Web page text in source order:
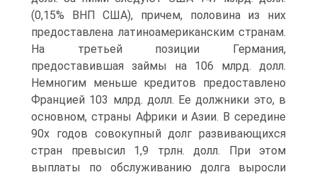
(0,15% ВНП США), причем, половина из них
предоставлена латиноамериканским странам.
На третьей позиции Германия,
предоставившая займы на 106 млрд. долл.
Немногим меньше кредитов предоставлено
Францией 103 млрд. долл. Ее должники это, в
основном, страны Африки и Азии. В середине
90х годов совокупный долг развивающихся
стран превысил 1,9 трлн. долл. При этом
выплаты по обслуживанию долга выросли